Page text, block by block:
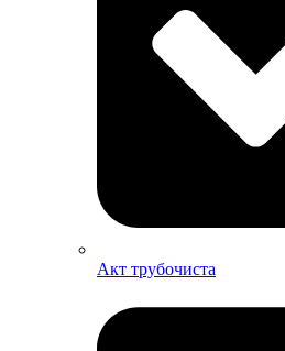
Акт трубочиста